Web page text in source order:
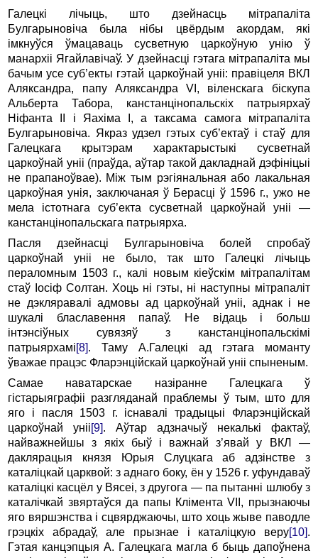
Галецкі лічыць, што дзейнасць мітрапаліта
Булгарыновіча была нібы цвёрдым акордам, які
імкнуўся ўмацаваць сусветную царкоўную унію ў
манархіі Ягайлавічаў. У дзейнасці гэтага мітрапаліта мы
бачым усе суб’екты гэтай царкоўнай уніі: правіцеля ВКЛ
Аляксандра, папу Аляксандра VI, віленскага біскупа
Альберта Табора, канстанцінопальскіх патрыярхаў
Ніфанта II і Яахіма I, а таксама самога мітрапаліта
Булгарыновіча. Якраз удзел гэтых суб’ектаў і стаў для
Галецкага крытэрам характарыстыкі сусветнай
царкоўнай уніі (праўда, аўтар такой дакладнай дэфініцыі
не прапаноўвае). Між тым рэгіянальная або лакальная
царкоўная унія, заключаная ў Берасці ў 1596 г., ужо не
мела істотнага суб’екта сусветнай царкоўнай уніі —
канстанцінопальскага патрыярха.
Пасля дзейнасці Булгарыновіча болей спробаў
царкоўнай уніі не было, так што Галецкі лічыць
пераломным 1503 г., калі новым кіеўскім мітрапалітам
стаў Іосіф Солтан. Хоць ні гэты, ні наступны мітрапаліт
не дэкляравалі адмовы ад царкоўнай уніі, аднак і не
шукалі блаславення папаў. Не відаць і больш
інтэнсіўных сувязяў з канстанцінопальскімі
патрыярхамі[8]. Таму А.Галецкі ад гэтага моманту
ўважае працэс Фларэнційскай царкоўнай уніі спыненым.
Самае наватарскае назіранне Галецкага ў
гістарыяграфіі разгляданай праблемы ў тым, што для
яго і пасля 1503 г. існавалі традыцыі Фларэнційскай
царкоўнай уніі[9]. Аўтар адзначыў некалькі фактаў,
найважнейшы з якіх быў і важнай з’явай у ВКЛ —
даклярацыя князя Юрыя Слуцкага аб адзінстве з
каталіцкай царквой: з аднаго боку, ён у 1526 г. уфундаваў
каталіцкі касцёл у Вясеі, з другога — па пытанні шлюбу з
каталічкай звяртаўся да папы Клімента VII, прызнаючы
яго вяршэнства і сцвярджаючы, што хоць жыве паводле
грэцкіх абрадаў, але прызнае і каталіцкую веру[10].
Гэтая канцэпцыя А. Галецкага магла б быць дапоўнена